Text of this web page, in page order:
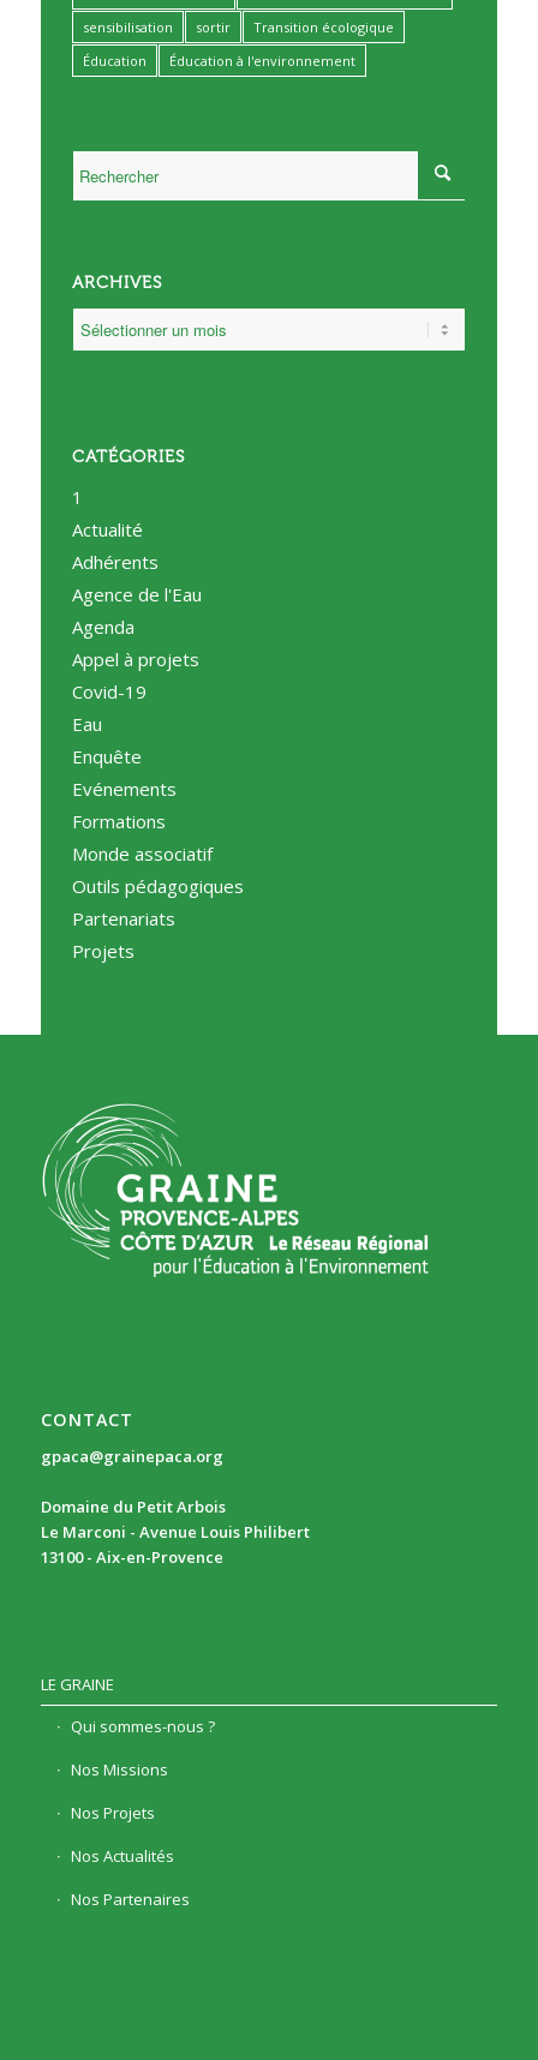
sensibilisation
sortir
Transition écologique
Éducation
Éducation à l'environnement
ARCHIVES
CATÉGORIES
1
Actualité
Adhérents
Agence de l'Eau
Agenda
Appel à projets
Covid-19
Eau
Enquête
Evénements
Formations
Monde associatif
Outils pédagogiques
Partenariats
Projets
CONTACT
gpaca@grainepaca.org
Domaine du Petit Arbois
Le Marconi - Avenue Louis Philibert
13100 - Aix-en-Provence
LE GRAINE
Qui sommes-nous ?
Nos Missions
Nos Projets
Nos Actualités
Nos Partenaires